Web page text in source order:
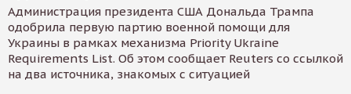
Администрация президента США Дональда Трампа
одобрила первую партию военной помощи для
Украины в рамках механизма Priority Ukraine
Requirements List. Об этом сообщает Reuters со ссылкой
на два источника, знакомых с ситуацией